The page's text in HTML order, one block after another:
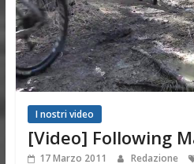
I nostri video
[Video] Following
17 Marzo 2011 Redazione